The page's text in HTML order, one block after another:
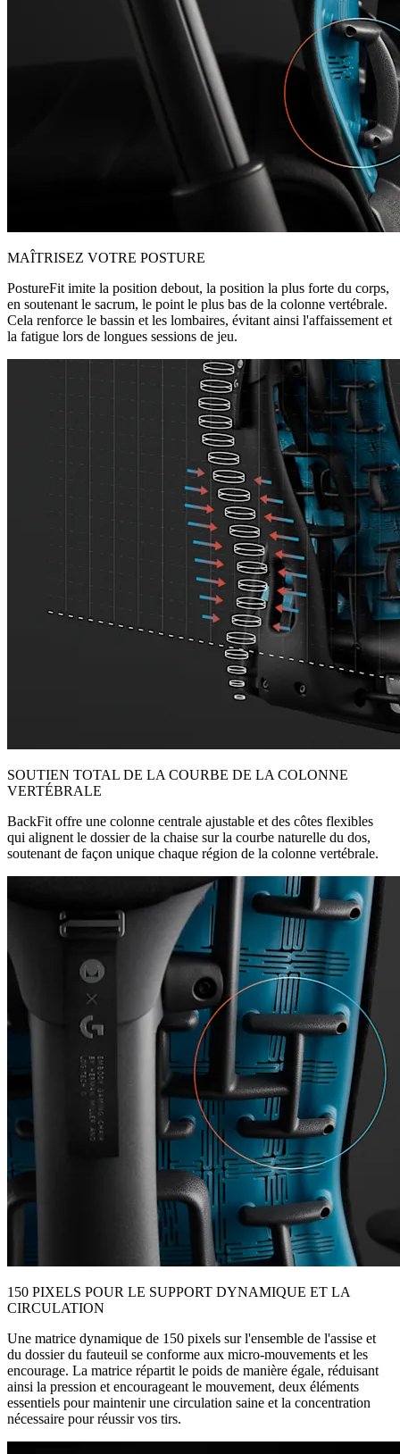
MAÎTRISEZ VOTRE POSTURE
PostureFit imite la position debout, la position la plus forte du corps,
en soutenant le sacrum, le point le plus bas de la colonne vertébrale.
Cela renforce le bassin et les lombaires, évitant ainsi l'affaissement et
la fatigue lors de longues sessions de jeu.
SOUTIEN TOTAL DE LA COURBE DE LA COLONNE
VERTÉBRALE
BackFit offre une colonne centrale ajustable et des côtes flexibles
qui alignent le dossier de la chaise sur la courbe naturelle du dos,
soutenant de façon unique chaque région de la colonne vertébrale.
150 PIXELS POUR LE SUPPORT DYNAMIQUE ET LA
CIRCULATION
Une matrice dynamique de 150 pixels sur l'ensemble de l'assise et
du dossier du fauteuil se conforme aux micro-mouvements et les
encourage. La matrice répartit le poids de manière égale, réduisant
ainsi la pression et encourageant le mouvement, deux éléments
essentiels pour maintenir une circulation saine et la concentration
nécessaire pour réussir vos tirs.